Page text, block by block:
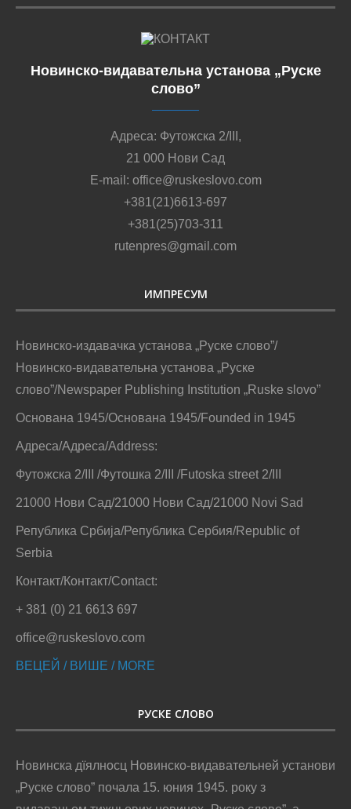
Новинско-видавательна установа „Руске
слово”
Адреса: Футожска 2/III,
21 000 Нови Сад
E-mail: office@ruskeslovo.com
+381(21)6613-697
+381(25)703-311
rutenpres@gmail.com
ИМПРЕСУМ
Новинско-издавачка установа „Руске слово”/
Новинско-видавательна установа „Руске
слово”/Newspaper Publishing Institution „Ruske slovo”
Основана 1945/Основана 1945/Founded in 1945
Адреса/Адреса/Address:
Футожска 2/III /Футошка 2/III /Futoska street 2/III
21000 Нови Сад/21000 Нови Сад/21000 Novi Sad
Република Србија/Република Сербия/Republic of
Serbia
Контакт/Контакт/Contact:
+ 381 (0) 21 6613 697
office@ruskeslovo.com
ВЕЦЕЙ / ВИШЕ / MORE
РУСКЕ СЛОВО
Новинска дїялносц Новинско-видавательней установи
„Руске слово” почала 15. юния 1945. року з